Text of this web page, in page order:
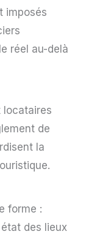
imposés
réel au-delà
locataires
de
la
forme :
des lieux